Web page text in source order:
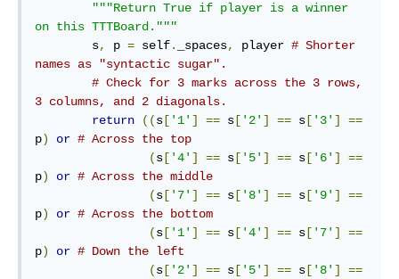
"""Return True if player is a winner
on this TTTBoard."""
        s
, p = self. _spaces, player # Shorter
names as "syntactic sugar".
# Check for 3 marks across the 3 rows,
3 columns, and 2 diagonals.
return
((s [ '1' ] == s [ '2' ] == s [ '3' ]
==
p) or # Across the top
(s [ '4' ] == s [ '5' ] == s [ '6' ]
==
p) or # Across the middle
(s [ '7' ] == s [ '8' ] == s [ '9' ]
==
p) or # Across the bottom
(s [ '1' ] == s [ '4' ] == s [ '7' ]
==
p) or # Down the left
(s [ '2' ] == s [ '5' ] == s [ '8' ] ==